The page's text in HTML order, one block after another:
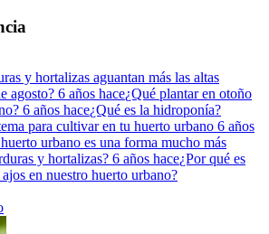
y hortalizas aguantan más las altas
agosto? 6 años hace¿Qué plantar en otoño
6 años hace¿Qué es la hidroponía?
para cultivar en tu huerto urbano 6 años
urbano es una forma mucho más
y hortalizas? 6 años hace¿Por qué es
en nuestro huerto urbano?